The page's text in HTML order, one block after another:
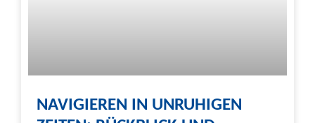
NAVIGIEREN IN UNRUHIGEN